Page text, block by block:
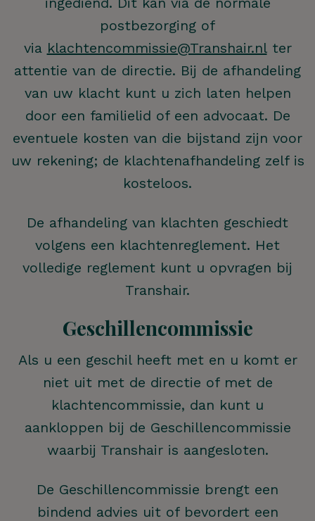
Hoe kunnen we je
helpen?
ZOEKEN
postbezorging of
via klachtencommissie@Transhair.nlter
attentie van de directie. Bij de afhandeling
van uw klacht kunt u zich laten helpen
door een familielid of een advocaat. De
eventuele kosten van die bijstand zijn voor
uw rekening; de klachtenafhandeling zelf is
kosteloos.
De afhandeling van klachten geschiedt
volgens een klachtenreglement. Het
volledige reglement kunt u opvragen bij
Transhair.
Geschillencommissie
Als u een geschil heeft met en u komt er
niet uit met de directie of met de
klachtencommissie, dan kunt u
aankloppen bij de Geschillencommissie
waarbij Transhair is aangesloten.
De Geschillencommissie brengt een
bindend advies uit of bevordert een